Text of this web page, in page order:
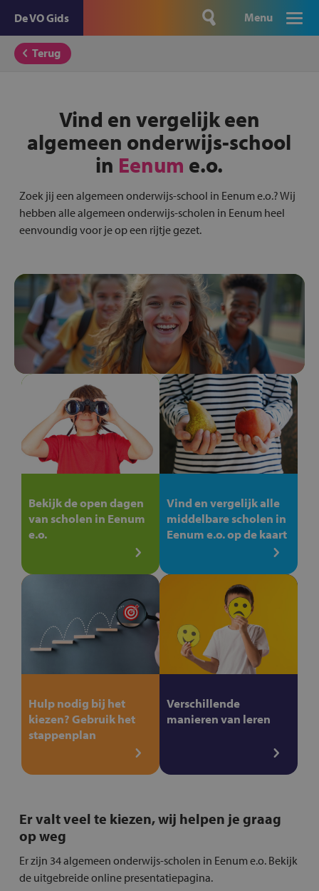
De VO Gids Menu
Terug
Vind en vergelijk een
algemeen onderwijs-school
in Eenum e.o.
Zoek jij een algemeen onderwijs-school in Eenum e.o.? Wij
hebben alle algemeen onderwijs-scholen in Eenum heel
eenvoundig voor je op een rijtje gezet.
Bekijk de open dagen
van scholen in Eenum
e.o.
Vind en vergelijk alle
middelbare scholen in
Eenum e.o. op de kaart
Hulp nodig bij het
kiezen? Gebruik het
stappenplan
Verschillende
manieren van leren
Er valt veel te kiezen, wij helpen je graag
op weg
Er zijn 34 algemeen onderwijs-scholen in Eenum e.o. Bekijk
de uitgebreide online presentatiepagina.